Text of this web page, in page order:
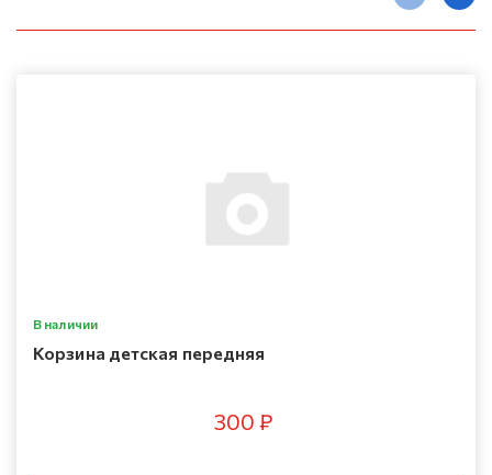
В наличии
Корзина детская передняя
300 ₽